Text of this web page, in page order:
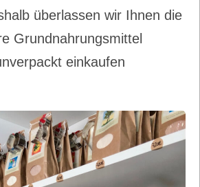
überlassen wir Ihnen die
Grundnahrungsmittel
einkaufen